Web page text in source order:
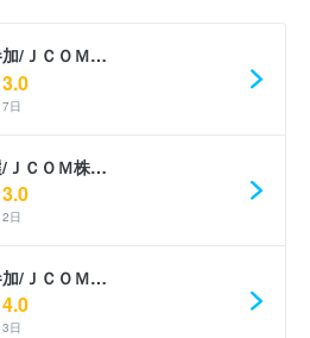
/ＪＣＯＭ…
3.0
日
ＪＣＯＭ株…
3.0
日
/ＪＣＯＭ…
4.0
日